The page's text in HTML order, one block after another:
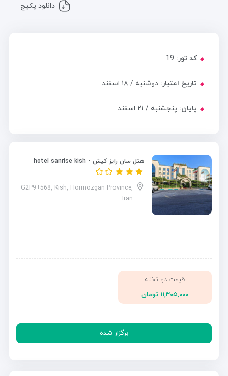
دانلود پکیج
کد تور: 19
تاریخ اعتبار: دوشنبه / ۱۸ اسفند
پایان: پنجشنبه / ۲۱ اسفند
هتل سان رایز کیش - hotel sanrise kish
G2P9+568, Kish, Hormozgan Province,
Iran
قیمت دو تخته
۱۱,۳۰۵,۰۰۰ تومان
برگزار شده